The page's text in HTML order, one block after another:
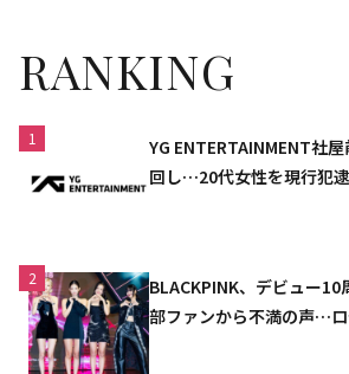
RANKING
1
YG ENTERTAINMENT社
回し…20代女性を現行犯
2
BLACKPINK、デビュー
部ファンから不満の声…